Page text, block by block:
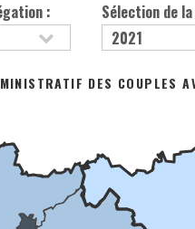
: Sélection de
DES